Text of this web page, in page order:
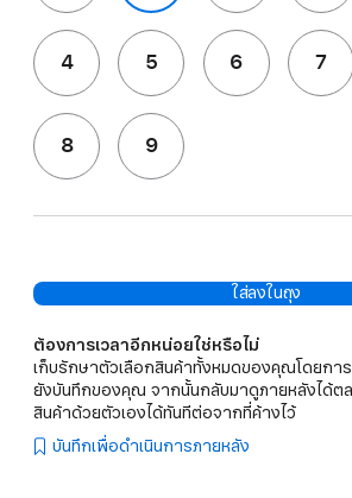
4 5 6 7
8 9
ใส่ลงในถุง
ต้องการเวลาอีกหน่อยใช่หรือไม่
เก็บรักษาตัวเลือกสินค้าทั้งหมดของคุณโดยกา
ยังบันทึกของคุณ จากนั้นกลับมาดูภายหลังได้ตล
สินค้าด้วยตัวเองได้ทันทีต่อจากที่ค้างไว้
บันทึกเพื่อดำเนินการภายหลัง